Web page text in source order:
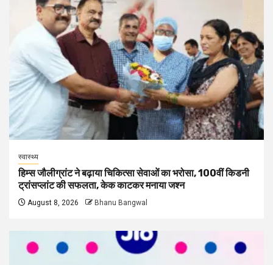
स्वास्थ्य
हिम्स जौलीग्रांट ने बढ़ाया चिकित्सा सेवाओं का भरोसा, 100वीं किडनी
ट्रांसप्लांट की सफलता, केक काटकर मनाया जश्न
August 8, 2026 Bhanu Bangwal